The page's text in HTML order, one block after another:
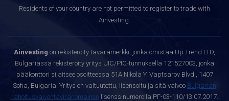
Residents of your country are not permitted to register to trade with
Ainvesting.
Ainvesting on rekisteröity tavaramerkki, jonka omistaa Up Trend LTD,
Bulgariassa rekisteröity yritys UIC/PIC-tunnuksella 121527003, jonka
pääkonttori sijaitsee osoitteessa 51A Nikola Y. Vaptsarov Blvd., 1407
Sofia, Bulgaria. Yritys on valtuutettu, lisensoitu ja sitä valvoo Bulgarian
rahoitusvalvontaviranomainen lisenssinumerolla РГ-03-110/13.07.2017.